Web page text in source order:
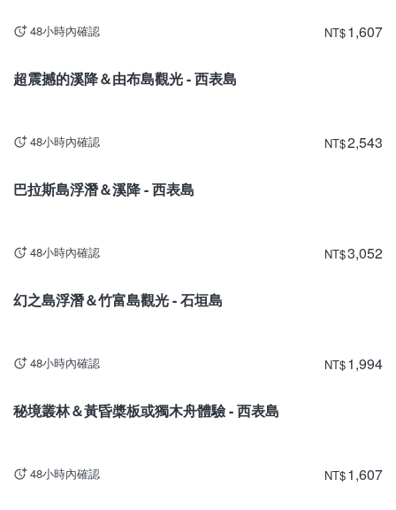
48小時內確認 NT$1,607
超震撼的溪降＆由布島觀光 - 西表島
48小時內確認 NT$2,543
巴拉斯島浮潛＆溪降 - 西表島
48小時內確認 NT$3,052
幻之島浮潛＆竹富島觀光 - 石垣島
48小時內確認 NT$1,994
秘境叢林＆黃昏槳板或獨木舟體驗 - 西表島
48小時內確認 NT$1,607